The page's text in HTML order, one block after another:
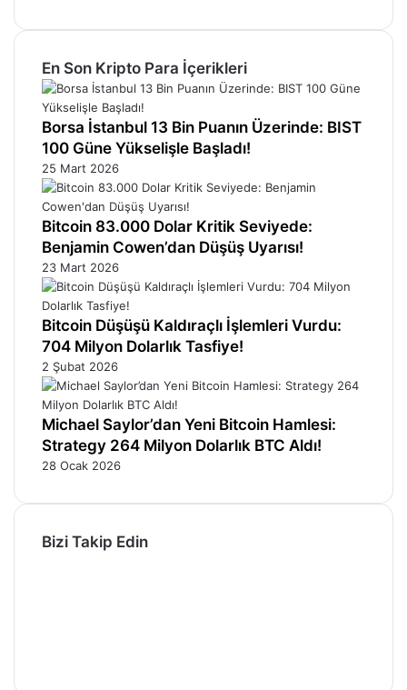
En Son Kripto Para İçerikleri
Borsa İstanbul 13 Bin Puanın Üzerinde: BIST
100 Güne Yükselişle Başladı!
25 Mart 2026
Bitcoin 83.000 Dolar Kritik Seviyede:
Benjamin Cowen’dan Düşüş Uyarısı!
23 Mart 2026
Bitcoin Düşüşü Kaldıraçlı İşlemleri Vurdu:
704 Milyon Dolarlık Tasfiye!
2 Şubat 2026
Michael Saylor’dan Yeni Bitcoin Hamlesi:
Strategy 264 Milyon Dolarlık BTC Aldı!
28 Ocak 2026
Bizi Takip Edin